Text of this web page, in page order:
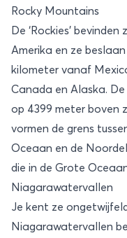
Rocky Mountains
De ‘Rockies’
Amerika en ze
kilometer vanaf
Canada en Alaska.
op 4399 meter boven
vormen de grens
Oceaan en de
die in de Grote
Niagarawatervallen
Je kent ze
Niagarawatervallen